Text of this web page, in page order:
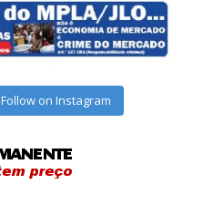
Follow on Instagram